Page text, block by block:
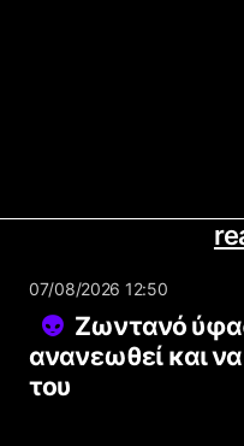
07/08/2026 12:50
Ζωντανό
ανανεωθεί και
του